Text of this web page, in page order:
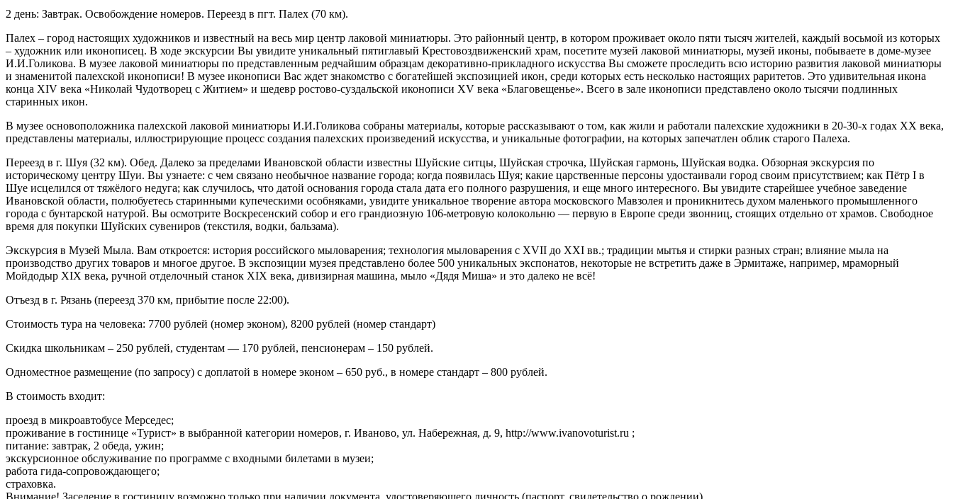
2 день: Завтрак. Освобождение номеров. Переезд в пгт. Палех (70 км).
Палех – город настоящих художников и известный на весь мир центр лаковой миниатюры. Это районный центр, в котором проживает около пяти тысяч жителей, каждый восьмой из которых
– художник или иконописец. В ходе экскурсии Вы увидите уникальный пятиглавый Крестовоздвиженский храм, посетите музей лаковой миниатюры, музей иконы, побываете в доме-музее
И.И.Голикова. В музее лаковой миниатюры по представленным редчайшим образцам декоративно-прикладного искусства Вы сможете проследить всю историю развития лаковой миниатюры
и знаменитой палехской иконописи! В музее иконописи Вас ждет знакомство с богатейшей экспозицией икон, среди которых есть несколько настоящих раритетов. Это удивительная икона
конца XIV века «Николай Чудотворец с Житием» и шедевр ростово-суздальской иконописи XV века «Благовещенье». Всего в зале иконописи представлено около тысячи подлинных
старинных икон.
В музее основоположника палехской лаковой миниатюры И.И.Голикова собраны материалы, которые рассказывают о том, как жили и работали палехские художники в 20-30-х годах XX века,
представлены материалы, иллюстрирующие процесс создания палехских произведений искусства, и уникальные фотографии, на которых запечатлен облик старого Палеха.
Переезд в г. Шуя (32 км). Обед. Далеко за пределами Ивановской области известны Шуйские ситцы, Шуйская строчка, Шуйская гармонь, Шуйская водка. Обзорная экскурсия по
историческому центру Шуи. Вы узнаете: с чем связано необычное название города; когда появилась Шуя; какие царственные персоны удостаивали город своим присутствием; как Пётр I в
Шуе исцелился от тяжёлого недуга; как случилось, что датой основания города стала дата его полного разрушения, и еще много интересного. Вы увидите старейшее учебное заведение
Ивановской области, полюбуетесь старинными купеческими особняками, увидите уникальное творение автора московского Мавзолея и проникнитесь духом маленького промышленного
города с бунтарской натурой. Вы осмотрите Воскресенский собор и его грандиозную 106-метровую колокольню — первую в Европе среди звонниц, стоящих отдельно от храмов. Свободное
время для покупки Шуйских сувениров (текстиля, водки, бальзама).
Экскурсия в Музей Мыла. Вам откроется: история российского мыловарения; технология мыловарения с XVII до XXI вв.; традиции мытья и стирки разных стран; влияние мыла на
производство других товаров и многое другое. В экспозиции музея представлено более 500 уникальных экспонатов, некоторые не встретить даже в Эрмитаже, например, мраморный
Мойдодыр XIX века, ручной отделочный станок XIX века, дивизирная машина, мыло «Дядя Миша» и это далеко не всё!
Отъезд в г. Рязань (переезд 370 км, прибытие после 22:00).
Стоимость тура на человека: 7700 рублей (номер эконом), 8200 рублей (номер стандарт)
Скидка школьникам – 250 рублей, студентам — 170 рублей, пенсионерам – 150 рублей.
Одноместное размещение (по запросу) с доплатой в номере эконом – 650 руб., в номере стандарт – 800 рублей.
В стоимость входит:
проезд в микроавтобусе Мерседес;
проживание в гостинице «Турист» в выбранной категории номеров, г. Иваново, ул. Набережная, д. 9, http://www.ivanovoturist.ru ;
питание: завтрак, 2 обеда, ужин;
экскурсионное обслуживание по программе с входными билетами в музеи;
работа гида-сопровождающего;
страховка.